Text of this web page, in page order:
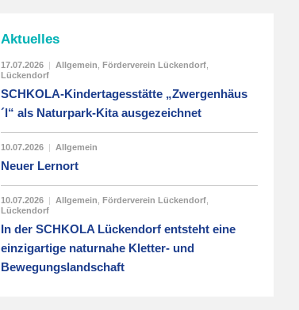
Aktuelles
17.07.2026 | Allgemein Förderverein Lückendorf
Lückendorf
SCHKOLA-Kindertagesstätte „Zwergenhäus
´l“ als Naturpark-Kita ausgezeichnet
10.07.2026 | Allgemein
Neuer Lernort
10.07.2026 | Allgemein Förderverein Lückendorf
Lückendorf
In der SCHKOLA Lückendorf entsteht eine
einzigartige naturnahe Kletter- und
Bewegungslandschaft